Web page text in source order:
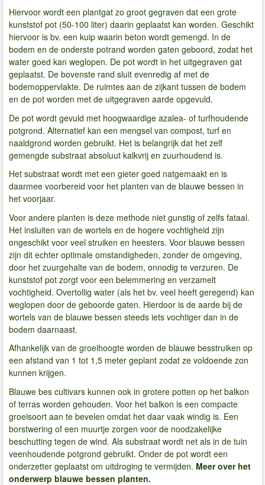
Hiervoor wordt een plantgat zo groot gegraven dat een grote
kunststof pot (50-100 liter) daarin geplaatst kan worden. Geschikt
hiervoor is bv. een kuip waarin beton wordt gemengd. In de
bodem en de onderste potrand worden gaten geboord, zodat het
water goed kan weglopen. De pot wordt in het uitgegraven gat
geplaatst. De bovenste rand sluit evenredig af met de
bodemoppervlakte. De ruimtes aan de zijkant tussen de bodem
en de pot worden met de uitgegraven aarde opgevuld.
De pot wordt gevuld met hoogwaardige azalea- of turfhoudende
potgrond. Alternatief kan een mengsel van compost, turf en
naaldgrond worden gebruikt. Het is belangrijk dat het zelf
gemengde substraat absoluut kalkvrij en zuurhoudend is.
Het substraat wordt met een gieter goed natgemaakt en is
daarmee voorbereid voor het planten van de blauwe bessen in
het voorjaar.
Voor andere planten is deze methode niet gunstig of zelfs fataal.
Het insluiten van de wortels en de hogere vochtigheid zijn
ongeschikt voor veel struiken en heesters. Voor blauwe bessen
zijn dit echter optimale omstandigheden, zonder de omgeving,
door het zuurgehalte van de bodem, onnodig te verzuren. De
kunststof pot zorgt voor een belemmering en verzamelt
vochtigheid. Overtollig water (als het bv. veel heeft geregend) kan
weglopen door de geboorde gaten. Hierdoor is de aarde bij de
wortels van de blauwe bessen steeds iets vochtiger dan in de
bodem daarnaast.
Afhankelijk van de groeihoogte worden de blauwe besstruiken op
een afstand van 1 tot 1,5 meter geplant zodat ze voldoende zon
kunnen krijgen.
Blauwe bes cultivars kunnen ook in grotere potten op het balkon
of terras worden gehouden. Voor het balkon is een compacte
groeisoort aan te bevelen omdat het daar vaak windig is. Een
borstwering of een muurtje zorgen voor de noodzakelijke
beschutting tegen de wind. Als substraat wordt net als in de tuin
veenhoudende potgrond gebruikt. Onder de pot wordt een
onderzetter geplaatst om uitdroging te vermijden. Meer over het
onderwerp blauwe bessen planten.